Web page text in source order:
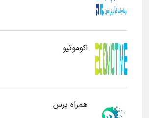
اکوموتیو
همراه پرس